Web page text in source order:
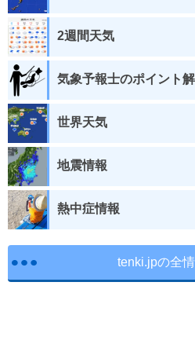
2週間天気
気象予報士のポイント
世界天気
地震情報
熱中症情報
tenki.jpの全